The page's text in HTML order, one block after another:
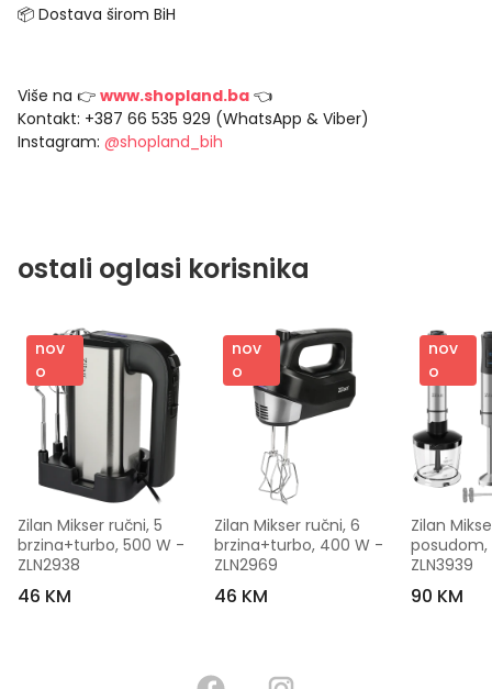
📦 Dostava širom BiH
Više na 👉 www.shopland.ba 👈
Kontakt: +387 66 535 929 (WhatsApp & Viber)
Instagram: @shopland_bih
ostali oglasi korisnika
nov
o
Zilan Mikser ručni, 5
brzina+turbo, 500 W -
ZLN2938
46 KM
nov
o
Zilan Mikser ručni, 6
brzina+turbo, 400 W -
ZLN2969
46 KM
nov
o
Zilan
posudom,
ZLN3939
90 KM